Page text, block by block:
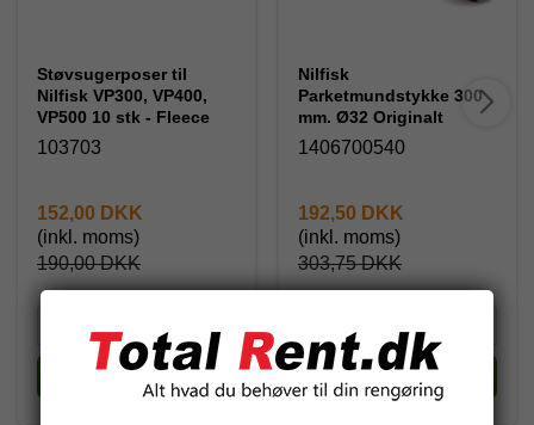
Støvsugerposer til
Nilfisk VP300, VP400,
VP500 10 stk - Fleece
103703
190,00 DKK
152,00 DKK
(inkl. moms)
Køb
Nilfisk
Parketmundstykke 300
mm. Ø32 Originalt
1406700540
303,75 DKK
192,50 DKK
(inkl. moms)
Køb